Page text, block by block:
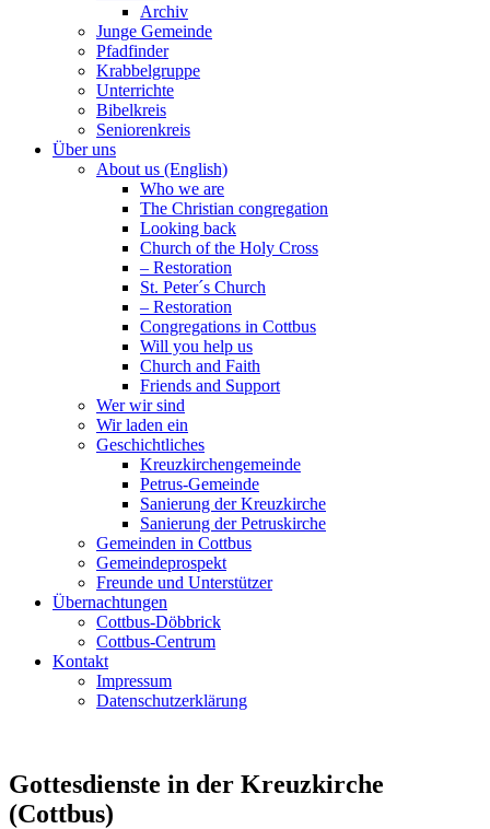
Archiv
Junge Gemeinde
Pfadfinder
Krabbelgruppe
Unterrichte
Bibelkreis
Seniorenkreis
Über uns
About us (English)
Who we are
The Christian congregation
Looking back
Church of the Holy Cross
– Restoration
St. Peter´s Church
– Restoration
Congregations in Cottbus
Will you help us
Church and Faith
Friends and Support
Wer wir sind
Wir laden ein
Geschichtliches
Kreuzkirchengemeinde
Petrus-Gemeinde
Sanierung der Kreuzkirche
Sanierung der Petruskirche
Gemeinden in Cottbus
Gemeindeprospekt
Freunde und Unterstützer
Übernachtungen
Cottbus-Döbbrick
Cottbus-Centrum
Kontakt
Impressum
Datenschutzerklärung
Gottesdienste in der Kreuzkirche
(Cottbus)